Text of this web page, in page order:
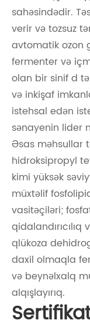
sahəsindədir.
verir və tozsuz
avtomatik ozon
fermenter və
olan bir sinif d
və inkişaf
istehsal edən
sənayenin lider
Əsas məhsullar
hidroksipropyl
kimi yüksək
müxtəlif
vasitəçiləri;
qlükoza
daxil olmaqla
və beynəlxalq
alqışlayırıq.